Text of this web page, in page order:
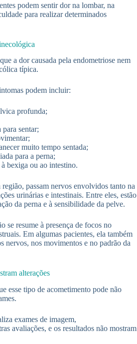
podem sentir dor na lombar, na
para realizar determinados
a dor causada pela endometriose nem
típica.
podem incluir:
profunda;
para sentar;
muito tempo sentada;
para a perna;
à bexiga ou ao intestino.
região, passam nervos envolvidos tanto na
urinárias e intestinais. Entre eles, estão
da perna e à sensibilidade da pelve.
se resume à presença de focos no
Em algumas pacientes, ela também
nervos, nos movimentos e no padrão da
alterações
esse tipo de acometimento pode não
exames de imagem,
avaliações, e os resultados não mostram